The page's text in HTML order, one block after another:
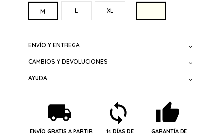
M L XL
ENVÍO Y ENTREGA
CAMBIOS Y DEVOLUCIONES
AYUDA
ENVÍO GRATIS A PARTIR
14 DÍAS DE
GARANTÍA DE